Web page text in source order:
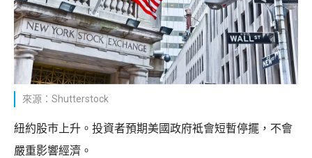
來源：Shutterstock
紐約股巿上升。投資者預期美國政府袛會短暫停擺，不會
嚴重影響經濟。